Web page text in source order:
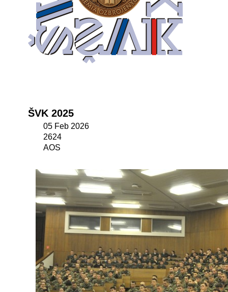
ŠVK 2025
05 Feb 2026
2624
AOS